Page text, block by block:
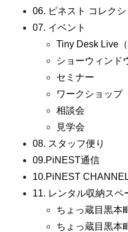
06. ピネスト コレクシ
07. イベント
Tiny Desk Live（
ショーウィンド
セミナー
ワークショップ
相談会
見学会
08. スタッフ便り
09.PiNEST通信
10.PiNEST
11. レンタル収納スペ
ちょっ蔵目黒本
ちょっ蔵目黒本